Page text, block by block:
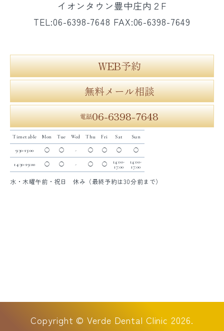
イオンタウン豊中庄内２F
TEL:06-6398-7648 FAX:06-6398-7649
WEB予約
無料メール相談
電話06-6398-7648
Timetable Mon Tue Wed Thu Fri Sat Sun
9:30-13:00 ◯ ◯ - ◯ ◯ ◯ ◯
14:30-19:00 ◯ ◯ - ◯ ◯
14:00-
17:00
14:00-
17:00
水・木曜午前・祝日 休み（最終予約は30分前まで）
Copyright © Verde Dental Clinic2026.
WEB予約
無料メール相談
電話